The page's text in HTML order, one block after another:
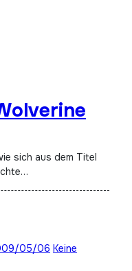
05/06 Keine